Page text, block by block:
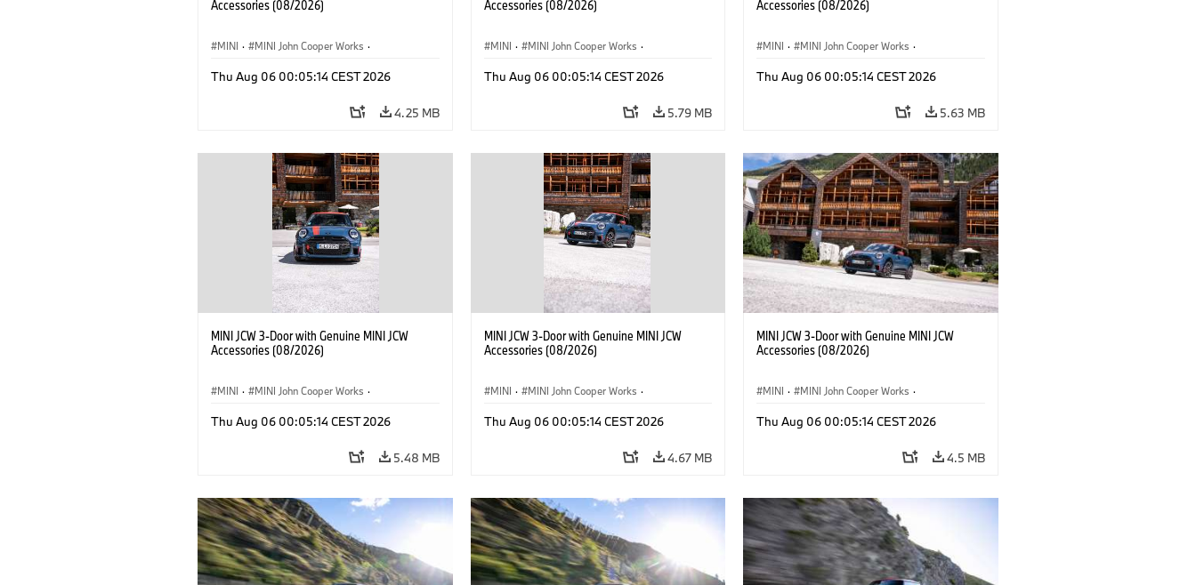
Accessories (08/2026)
MINI · MINI John Cooper Works ·
Optional Extras, Accessories
Thu Aug 06 00:05:14 CEST 2026
4.25 MB
Accessories (08/2026)
MINI · MINI John Cooper Works ·
Optional Extras, Accessories
Thu Aug 06 00:05:14 CEST 2026
5.79 MB
Accessories (08/2026)
MINI · MINI John Cooper Works ·
Optional Extras, Accessories
Thu Aug 06 00:05:14 CEST 2026
5.63 MB
MINI JCW 3-Door with Genuine MINI JCW
Accessories (08/2026)
MINI · MINI John Cooper Works ·
Optional Extras, Accessories
Thu Aug 06 00:05:14 CEST 2026
5.48 MB
MINI JCW 3-Door with Genuine MINI JCW
Accessories (08/2026)
MINI · MINI John Cooper Works ·
Optional Extras, Accessories
Thu Aug 06 00:05:14 CEST 2026
4.67 MB
MINI JCW 3-Door with Genuine MINI JCW
Accessories (08/2026)
MINI · MINI John Cooper Works ·
Optional Extras, Accessories
Thu Aug 06 00:05:14 CEST 2026
4.5 MB